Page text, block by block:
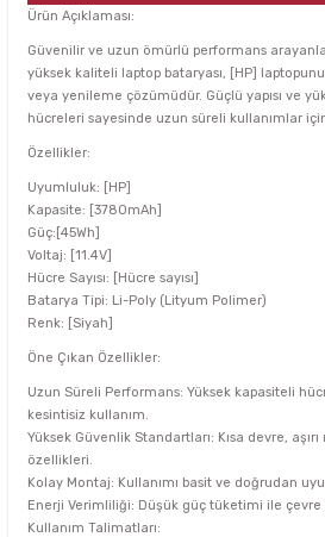
Ürün Açıklaması:
Güvenilir ve uzun ömürlü performans
yüksek kaliteli laptop bataryası, [HP]
veya yenileme çözümüdür. Güçlü yapısı ve
hücreleri sayesinde uzun süreli kullanımlar
Özellikler:
Uyumluluk: [HP]
Kapasite: [3780mAh]
Güç:[45Wh]
Voltaj: [11.4V]
Hücre Sayısı: [Hücre sayısı]
Batarya Tipi: Li-Poly (Lityum Polimer)
Renk: [Siyah]
Öne Çıkan Özellikler:
Uzun Süreli Performans: Yüksek kapasiteli
kesintisiz kullanım.
Yüksek Güvenlik Standartları: Kısa devre, aşırı
özellikleri.
Kolay Montaj: Kullanımı basit ve doğrudan
Enerji Verimliliği: Düşük güç tüketimi ile çevre
Kullanım Talimatları: